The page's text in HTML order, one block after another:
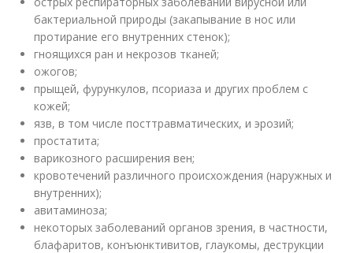
бактериальной природы (закапывание в нос или
протирание его внутренних стенок);
гноящихся ран и некрозов тканей;
ожогов;
прыщей, фурункулов, псориаза и других проблем с
кожей;
язв, в том числе посттравматических, и эрозий;
простатита;
варикозного расширения вен;
кровотечений различного происхождения (наружных и
внутренних);
авитаминоза;
некоторых заболеваний органов зрения, в частности,
блафаритов, конъюнктивитов, глаукомы, деструкции